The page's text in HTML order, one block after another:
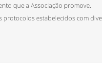
que a Associação promove.
protocolos estabelecidos com